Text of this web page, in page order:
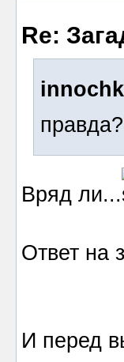
Re:
правда?
Вряд ли...
Ответ на
И перед